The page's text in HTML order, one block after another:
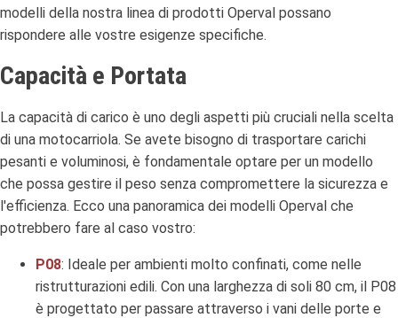
modelli della nostra linea di prodotti Operval possano
rispondere alle vostre esigenze specifiche.
Capacità e Portata
La capacità di carico è uno degli aspetti più cruciali nella scelta
di una motocarriola. Se avete bisogno di trasportare carichi
pesanti e voluminosi, è fondamentale optare per un modello
che possa gestire il peso senza compromettere la sicurezza e
l'efficienza. Ecco una panoramica dei modelli Operval che
potrebbero fare al caso vostro:
P08: Ideale per ambienti molto confinati, come nelle
ristrutturazioni edili. Con una larghezza di soli 80 cm, il P08
è progettato per passare attraverso i vani delle porte e